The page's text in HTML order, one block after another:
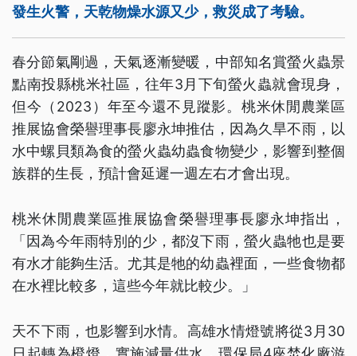
發生火警，天乾物燥水源又少，救災成了考驗。
春分節氣剛過，天氣逐漸變暖，中部知名賞螢火蟲景
點南投縣桃米社區，往年3月下旬螢火蟲就會現身，
但今（2023）年至今還不見蹤影。桃米休閒農業區
推展協會榮譽理事長廖永坤推估，因為久旱不雨，以
水中螺貝類為食的螢火蟲幼蟲食物變少，影響到整個
族群的生長，預計會延遲一週左右才會出現。
桃米休閒農業區推展協會榮譽理事長廖永坤指出，
「因為今年雨特別的少，都沒下雨，螢火蟲牠也是要
有水才能夠生活。尤其是牠的幼蟲裡面，一些食物都
在水裡比較多，這些今年就比較少。」
天不下雨，也影響到水情。高雄水情燈號將從3月30